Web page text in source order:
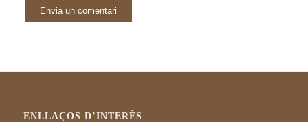
ENLLAÇOS D’INTERÈS